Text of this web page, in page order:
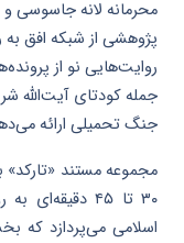
پژوهشی از شبکه افق
روایت‌هایی نو از
جنگ تحمیلی ارائه
۳۰ تا ۴۵
اسلامی می‌پردازد که